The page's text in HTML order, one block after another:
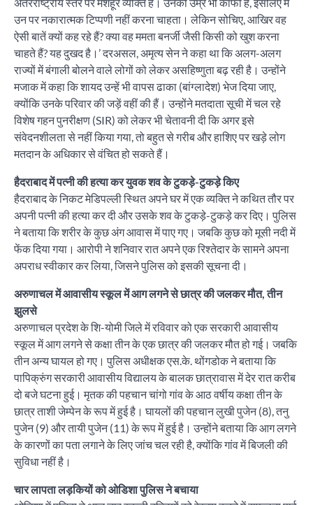
उन पर नकारात्मक टिप्पणी नहीं करना चाहता। लेकिन सोचिए, आखिर वह
ऐसी बातें क्यों कह रहे हैं? क्या वह ममता बनर्जी जैसी किसी को खुश करना
चाहते हैं? यह दुखद है।’ दरअसल, अमृत्य सेन ने कहा था कि अलग-अलग
राज्यों में बंगाली बोलने वाले लोगों को लेकर असहिष्णुता बढ़ रही है। उन्होंने
मजाक में कहा कि शायद उन्हें भी वापस ढाका (बांग्लादेश) भेज दिया जाए,
क्योंकि उनके परिवार की जड़ें वहीं की हैं। उन्होंने मतदाता सूची में चल रहे
विशेष गहन पुनरीक्षण (SIR) को लेकर भी चेतावनी दी कि अगर इसे
संवेदनशीलता से नहीं किया गया, तो बहुत से गरीब और हाशिए पर खड़े लोग
मतदान के अधिकार से वंचित हो सकते हैं।
हैदराबाद में पत्नी की हत्या कर युवक शव के टुकड़े-टुकड़े किए
हैदराबाद के निकट मेडिपल्ली स्थित अपने घर में एक व्यक्ति ने कथित तौर पर
अपनी पत्नी की हत्या कर दी और उसके शव के टुकड़े-टुकड़े कर दिए। पुलिस
ने बताया कि शरीर के कुछ अंग आवास में पाए गए। जबकि कुछ को मूसी नदी में
फेंक दिया गया। आरोपी ने शनिवार रात अपने एक रिश्तेदार के सामने अपना
अपराध स्वीकार कर लिया, जिसने पुलिस को इसकी सूचना दी।
अरुणाचल में आवासीय स्कूल में आग लगने से छात्र की जलकर मौत, तीन
झुलसे
अरुणाचल प्रदेश के शि-योमी जिले में रविवार को एक सरकारी आवासीय
स्कूल में आग लगने से कक्षा तीन के एक छात्र की जलकर मौत हो गई। जबकि
तीन अन्य घायल हो गए। पुलिस अधीक्षक एस.के. थोंगडोक ने बताया कि
पापिक्रुंग सरकारी आवासीय विद्यालय के बालक छात्रावास में देर रात करीब
दो बजे घटना हुई। मृतक की पहचान चांगो गांव के आठ वर्षीय कक्षा तीन के
छात्र ताशी जेम्पेन के रूप में हुई है। घायलों की पहचान लुखी पुजेन (8), तनु
पुजेन (9) और तायी पुजेन (11) के रूप में हुई है। उन्होंने बताया कि आग लगने
के कारणों का पता लगाने के लिए जांच चल रही है, क्योंकि गांव में बिजली की
सुविधा नहीं है।
चार लापता लड़कियों को ओडिशा पुलिस ने बचाया